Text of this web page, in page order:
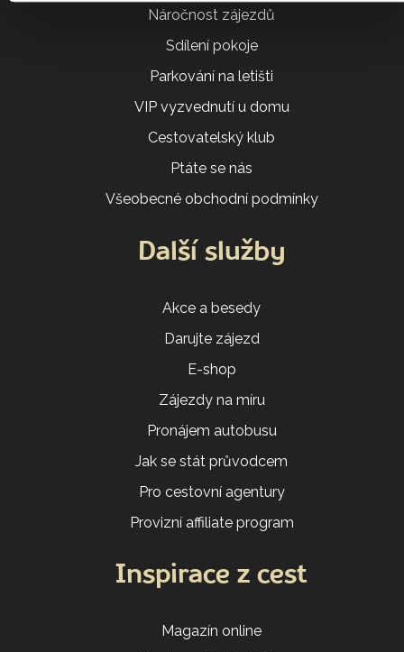
Náročnost zájezdů
Sdílení pokoje
Parkování na letišti
VIP vyzvednutí u domu
Cestovatelský klub
Ptáte se nás
Všeobecné obchodní podmínky
Další služby
Akce a besedy
Darujte zájezd
E-shop
Zájezdy na míru
Pronájem autobusu
Jak se stát průvodcem
Pro cestovní agentury
Provizní affiliate program
Inspirace z cest
Magazín online